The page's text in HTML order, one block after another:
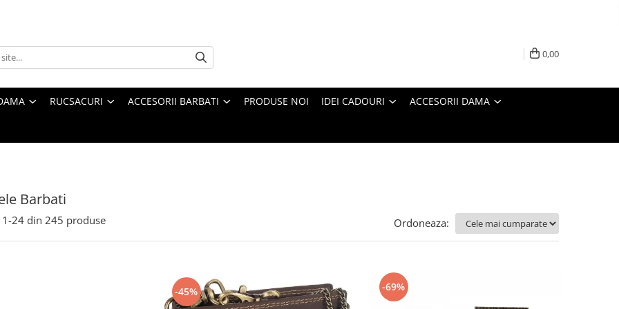
0,00
RUCSACURI ACCESORII BARBATI PRODUSE NOI IDEI CADOURI ACCESORII DAMA
Barbati
1-24 din 245 produse Ordoneaza:
-45% -69%